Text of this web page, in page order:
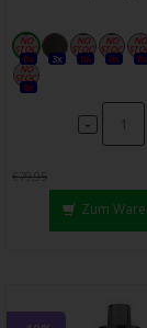
0x 3x 0x 0x 0x
0x
-
€79,95
Zum